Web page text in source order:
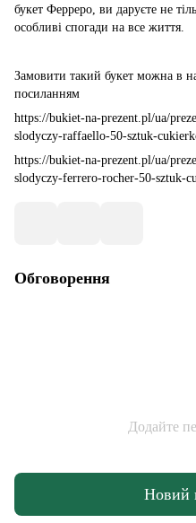
букет Ферреро, ви даруєте не
особливі спогади на все життя.
Замовити такий букет можна в
посиланням
https://bukiet-na-prezent.pl/ua/
slodyczy-raffaello-50-sztuk-
https://bukiet-na-prezent.pl/ua/
slodyczy-ferrero-rocher-50-sztuk-
Обговорення
Додайте
Новий